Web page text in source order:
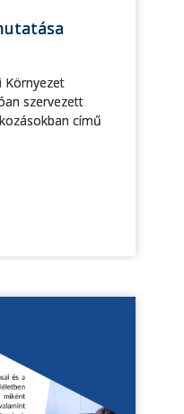
Környezet
szervezett
című